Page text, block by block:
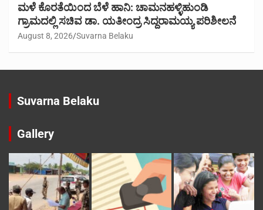
ಮಳೆ ಕೊರತೆಯಿಂದ ಬೆಳೆ ಹಾನಿ: ಚಾಮನಹಳ್ಳಿಹುಂಡಿ
ಗ್ರಾಮದಲ್ಲಿ ಸಚಿವ ಡಾ. ಯತೀಂದ್ರ ಸಿದ್ದರಾಮಯ್ಯ ಪರಿಶೀಲನೆ
August 8, 2026 Suvarna Belaku
Suvarna Belaku
Gallery